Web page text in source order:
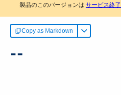
製品のこのバージョンは サービス終了
Copy as Markdown
--